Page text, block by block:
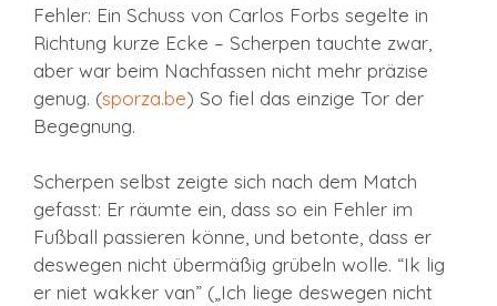
Fehler: Ein Schuss von Carlos Forbs segelte in
Richtung kurze Ecke – Scherpen tauchte zwar,
aber war beim Nachfassen nicht mehr präzise
genug. (sporza.be) So fiel das einzige Tor der
Begegnung.
Scherpen selbst zeigte sich nach dem Match
gefasst: Er räumte ein, dass so ein Fehler im
Fußball passieren könne, und betonte, dass er
deswegen nicht übermäßig grübeln wolle. “Ik lig
er niet wakker van” („Ich liege deswegen nicht